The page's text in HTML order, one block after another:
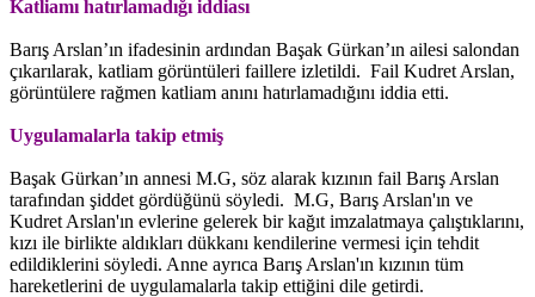
Katliamı hatırlamadığı iddiası
Barış Arslan’ın ifadesinin ardından Başak Gürkan’ın ailesi salondan
çıkarılarak, katliam görüntüleri faillere izletildi. Fail Kudret Arslan,
görüntülere rağmen katliam anını hatırlamadığını iddia etti.
Uygulamalarla takip etmiş
Başak Gürkan’ın annesi M.G, söz alarak kızının fail Barış Arslan
tarafından şiddet gördüğünü söyledi. M.G, Barış Arslan'ın ve
Kudret Arslan'ın evlerine gelerek bir kağıt imzalatmaya çalıştıklarını,
kızı ile birlikte aldıkları dükkanı kendilerine vermesi için tehdit
edildiklerini söyledi. Anne ayrıca Barış Arslan'ın kızının tüm
hareketlerini de uygulamalarla takip ettiğini dile getirdi.